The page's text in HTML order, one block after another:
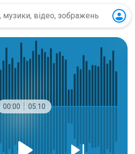
00:00 05:10